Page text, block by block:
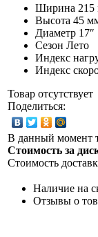
Ширина
Высота 45
Диаметр 17″
Сезон Лето
Индекс
Индекс
Товар отсутствует
Поделиться:
В данный момент
Стоимость за
Стоимость
Наличие на
Отзывы о